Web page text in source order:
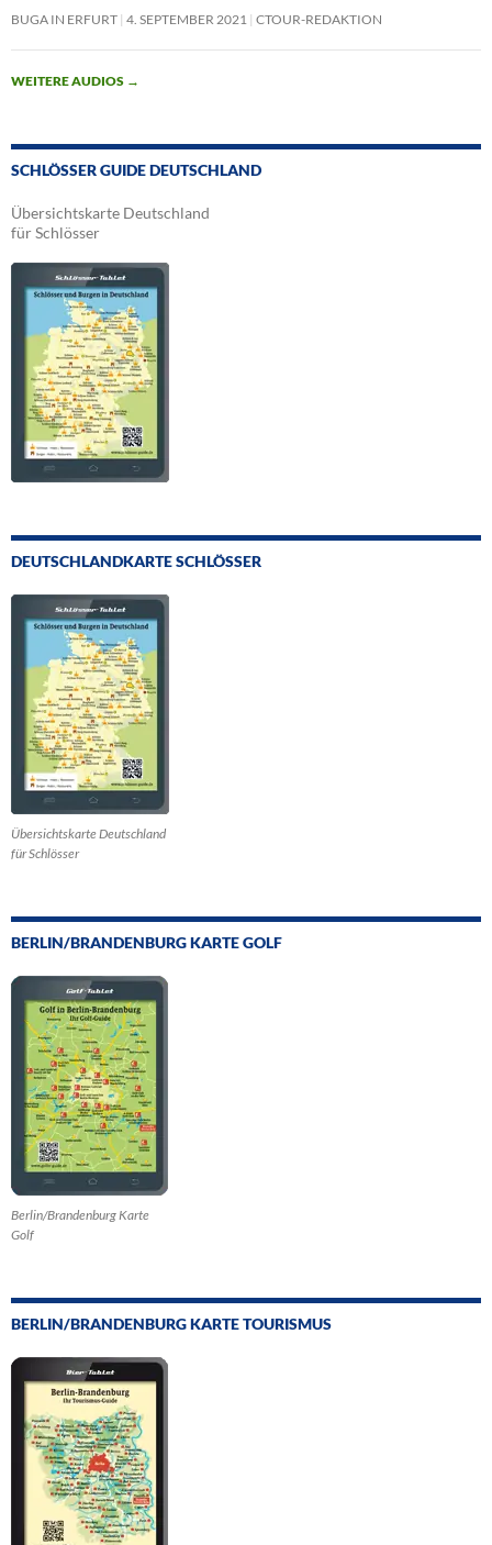
BUGA IN ERFURT 4. SEPTEMBER 2021 CTOUR-REDAKTION
WEITERE AUDIOS →
SCHLÖSSER GUIDE DEUTSCHLAND
Übersichtskarte Deutschland
für Schlösser
DEUTSCHLANDKARTE SCHLÖSSER
Übersichtskarte Deutschland
für Schlösser
BERLIN/BRANDENBURG KARTE GOLF
Berlin/Brandenburg Karte
Golf
BERLIN/BRANDENBURG KARTE TOURISMUS